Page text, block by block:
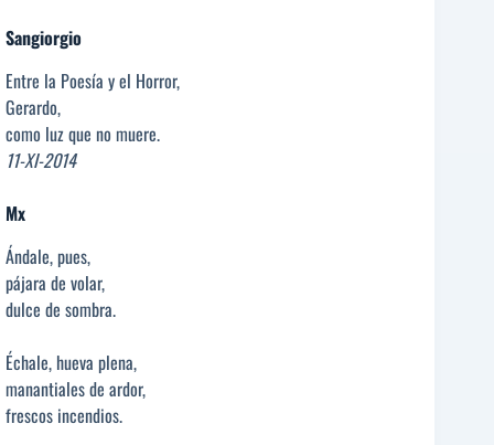
Sangiorgio
Entre la Poesía y el Horror,
Gerardo,
como luz que no muere.
11-XI-2014
Mx
Ándale, pues,
pájara de volar,
dulce de sombra.
Échale, hueva plena,
manantiales de ardor,
frescos incendios.